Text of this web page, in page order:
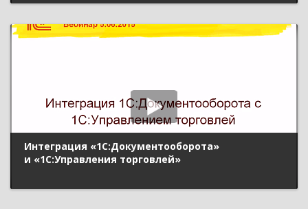
Интеграция «1С:Документооборота»
и «1С:Управления торговлей»